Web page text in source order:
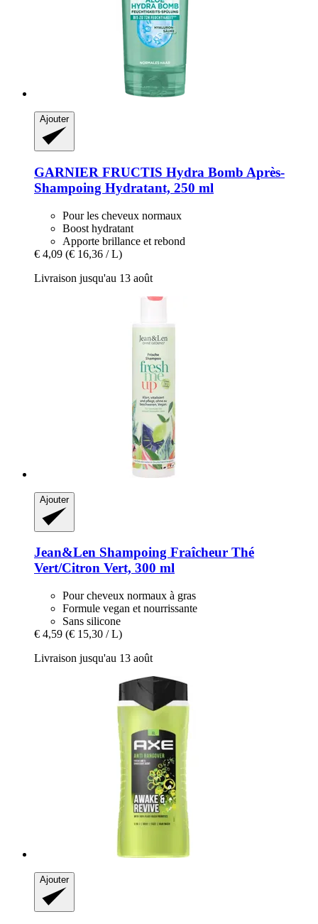
Ajouter
GARNIER FRUCTIS Hydra Bomb Après-​
Shampoing Hydratant, 250 ml
Pour les cheveux normaux
Boost hydratant
Apporte brillance et rebond
€ 4,09 (€ 16,36 / L)
Livraison jusqu'au 13 août
Ajouter
Jean&Len Shampoing Fraîcheur Thé
Vert/Citron Vert, 300 ml
Pour cheveux normaux à gras
Formule vegan et nourrissante
Sans silicone
€ 4,59 (€ 15,30 / L)
Livraison jusqu'au 13 août
Ajouter